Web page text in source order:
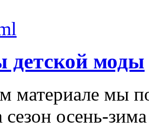
детской моды
материале мы
сезон осень-